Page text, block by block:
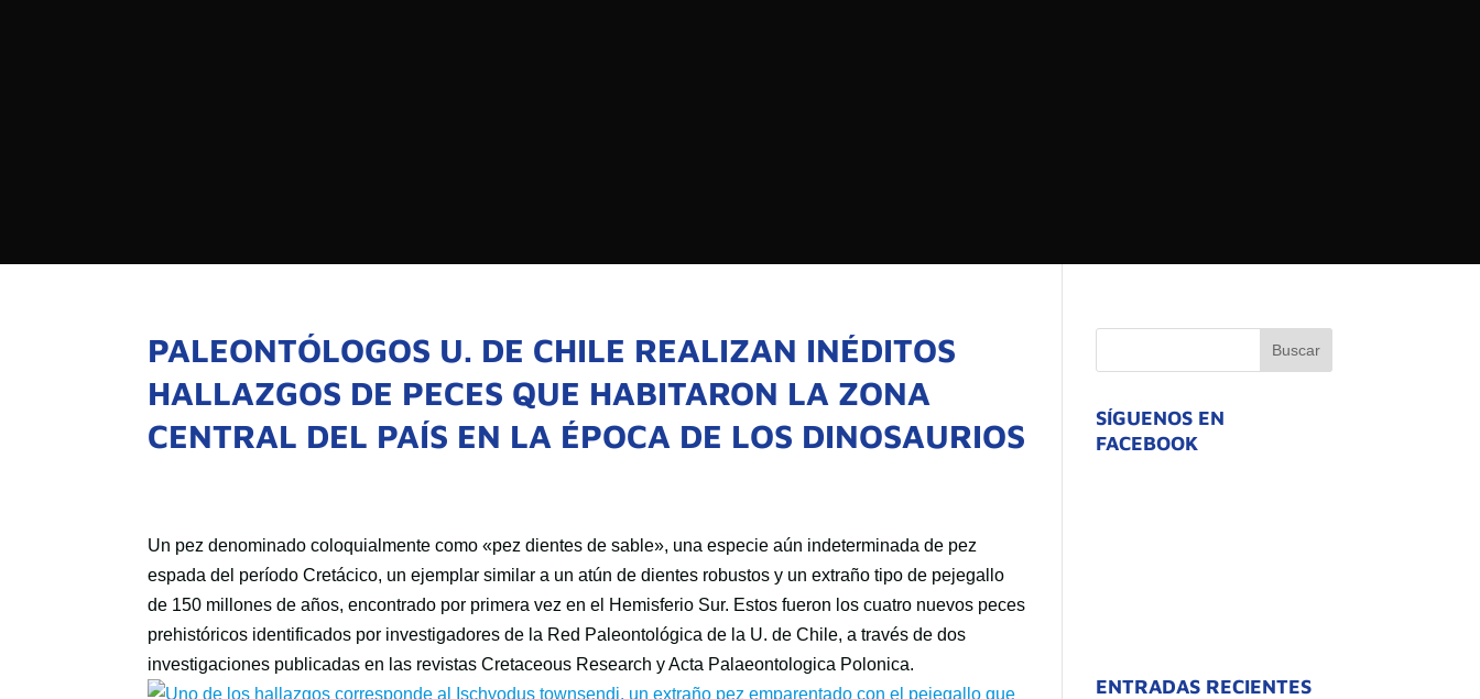
VISIÓN
NUESTRO EQUIPO
PALEONTÓLOGOS U. DE CHILE REALIZAN INÉDITOS
HALLAZGOS DE PECES QUE HABITARON LA ZONA
CENTRAL DEL PAÍS EN LA ÉPOCA DE LOS DINOSAURIOS
Un pez denominado coloquialmente como «pez dientes de sable», una especie aún indeterminada de pez
espada del período Cretácico, un ejemplar similar a un atún de dientes robustos y un extraño tipo de pejegallo
de 150 millones de años, encontrado por primera vez en el Hemisferio Sur. Estos fueron los cuatro nuevos peces
prehistóricos identificados por investigadores de la Red Paleontológica de la U. de Chile, a través de dos
investigaciones publicadas en las revistas Cretaceous Research y Acta Palaeontologica Polonica.
SÍGUENOS EN
FACEBOOK
ENTRADAS RECIENTES